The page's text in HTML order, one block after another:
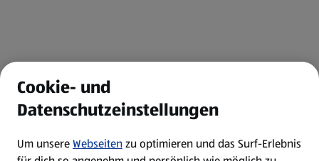
Cookie- und
Datenschutzeinstellungen
Um unsereWebseitenzu optimieren und das Surf-Erlebnis